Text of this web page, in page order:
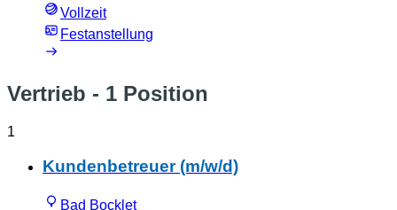
Vollzeit
Festanstellung
Vertrieb - 1 Position
1
Kundenbetreuer (m/w/d)
Bad Bocklet